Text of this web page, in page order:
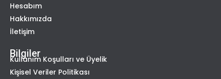
Hesabım
Hakkımızda
İletişim
Bilgiler
Kullanım Koşulları ve Üyelik
Kişisel Veriler Politikası